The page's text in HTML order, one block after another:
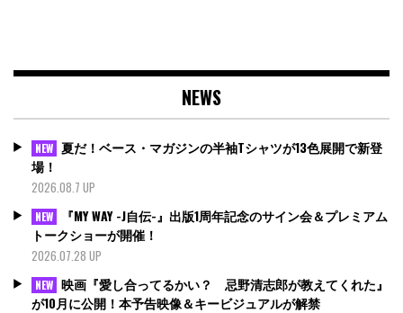
NEWS
NEW 夏だ！ベース・マガジンの半袖Tシャツが13色展開で新登
場！
2026.08.7 UP
NEW
『MY WAY -J自伝-』出版1周年記念のサイン会＆プレミアム
トークショーが開催！
2026.07.28 UP
NEW 映画『愛し合ってるかい？ 忌野清志郎が教えてくれた』
が10月に公開！本予告映像＆キービジュアルが解禁